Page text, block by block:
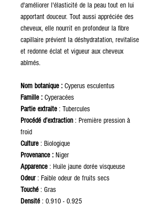
d'améliorer l'élasticité de la peau tout en lui
apportant douceur. Tout aussi appréciée des
cheveux, elle nourrit en profondeur la fibre
capillaire prévient la déshydratation, revitalise
et redonne éclat et vigueur aux cheveux
abîmés.
Nom botanique : Cyperus esculentus
Famille : Cyperacées
Partie extraite : Tubercules
Procédé d’extraction: Première pression à
froid
Culture : Biologique
Provenance : Niger
Apparence : Huile jaune dorée visqueuse
Odeur: Faible odeur de fruits secs
Touché : Gras
Densité : 0.910 - 0.925